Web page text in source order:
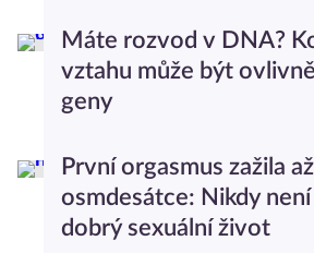
Máte rozvod v DNA?
vztahu může být
geny
První orgasmus zažila
osmdesátce: Nikdy
dobrý sexuální život